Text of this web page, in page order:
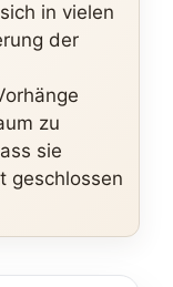
in vielen
der
zu
sie
geschlossen